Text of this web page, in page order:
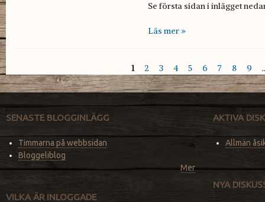
Se första sidan i inlägget
Läs mer »
Sidor
1 2 3 4 5 6 7 8 9
SENASTE BLOGGINLÄGG
Timmarna på webbsidan
Bloggeliblog
Mer
VILKA ÄR INLOGGADE
AKTIVA
Allmän
NYA